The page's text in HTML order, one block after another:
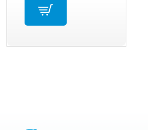
proizvoda